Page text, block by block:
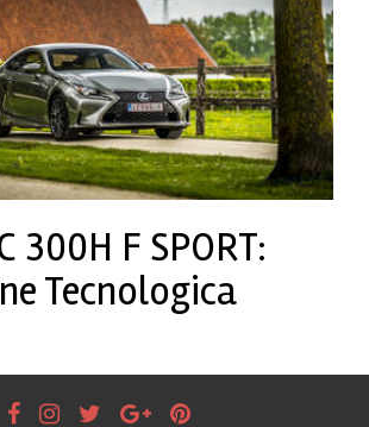
300H F SPORT:
Tecnologica